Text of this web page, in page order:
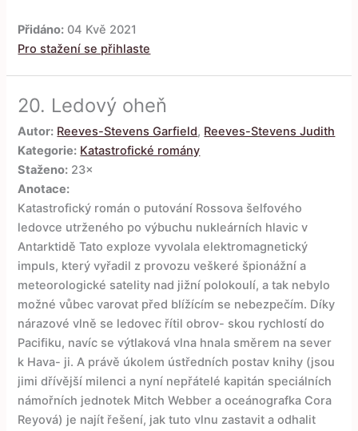
Přidáno: 04 Kvě 2021
Pro stažení se přihlaste
20. Ledový oheň
Autor: Reeves-Stevens Garfield, Reeves-Stevens Judith
Kategorie: Katastrofické romány
Staženo: 23×
Anotace:
Katastrofický román o putování Rossova šelfového
ledovce utrženého po výbuchu nukleárních hlavic v
Antarktidě Tato exploze vyvolala elektromagnetický
impuls, který vyřadil z provozu veškeré špionážní a
meteorologické satelity nad jižní polokoulí, a tak nebylo
možné vůbec varovat před blížícím se nebezpečím. Díky
nárazové vlně se ledovec řítil obrov- skou rychlostí do
Pacifiku, navíc se výtlaková vlna hnala směrem na sever
k Hava- ji. A právě úkolem ústředních postav knihy (jsou
jimi dřívější milenci a nyní nepřátelé kapitán speciálních
námořních jednotek Mitch Webber a oceánografka Cora
Reyová) je najít řešení, jak tuto vlnu zastavit a odhalit